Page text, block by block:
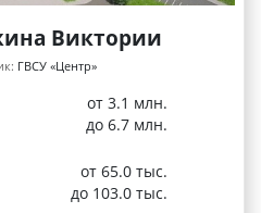
Виктории
ГВСУ «Центр»
от 3.1 млн.
до 6.7 млн.
от 65.0 тыс.
до 103.0 тыс.